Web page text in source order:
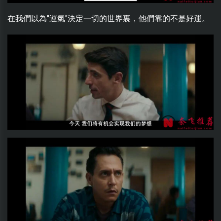
在我們以為"運氣"決定一切的世界裏，他們靠的不是好運。